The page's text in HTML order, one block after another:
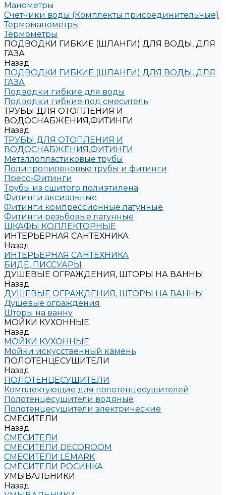
Манометры
Счетчики воды (Комплекты присоединительные)
Термоманометры
Термометры
ПОДВОДКИ ГИБКИЕ (ШЛАНГИ) ДЛЯ ВОДЫ, ДЛЯ
ГАЗА
Назад
ПОДВОДКИ ГИБКИЕ (ШЛАНГИ) ДЛЯ ВОДЫ, ДЛЯ
ГАЗА
Подводки гибкие для воды
Подводки гибкие под смеситель
ТРУБЫ ДЛЯ ОТОПЛЕНИЯ И
ВОДОСНАБЖЕНИЯ,ФИТИНГИ
Назад
ТРУБЫ ДЛЯ ОТОПЛЕНИЯ И
ВОДОСНАБЖЕНИЯ,ФИТИНГИ
Металлопластиковые трубы
Полипропиленовые трубы и фитинги
Пресс-Фитинги
Трубы из сшитого полиэтилена
Фитинги аксиальные
Фитинги компрессионные латунные
Фитинги резьбовые латунные
ШКАФЫ КОЛЛЕКТОРНЫЕ
ИНТЕРЬЕРНАЯ САНТЕХНИКА
Назад
ИНТЕРЬЕРНАЯ САНТЕХНИКА
БИДЕ, ПИССУАРЫ
ДУШЕВЫЕ ОГРАЖДЕНИЯ, ШТОРЫ НА ВАННЫ
Назад
ДУШЕВЫЕ ОГРАЖДЕНИЯ, ШТОРЫ НА ВАННЫ
Душевые ограждения
Шторы на ванну
МОЙКИ КУХОННЫЕ
Назад
МОЙКИ КУХОННЫЕ
Мойки искусственный камень
ПОЛОТЕНЦЕСУШИТЕЛИ
Назад
ПОЛОТЕНЦЕСУШИТЕЛИ
Комплектующие для полотенцесушителей
Полотенцесушители водяные
Полотенцесушители электрические
СМЕСИТЕЛИ
Назад
СМЕСИТЕЛИ
СМЕСИТЕЛИ DECOROOM
СМЕСИТЕЛИ LEMARK
СМЕСИТЕЛИ РОСИНКА
УМЫВАЛЬНИКИ
Назад